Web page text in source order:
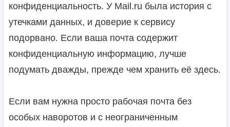
конфиденциальность. У Mail.ru была история с
утечками данных, и доверие к сервису
подорвано. Если ваша почта содержит
конфиденциальную информацию, лучше
подумать дважды, прежде чем хранить её здесь.
Если вам нужна просто рабочая почта без
особых наворотов и с неограниченным